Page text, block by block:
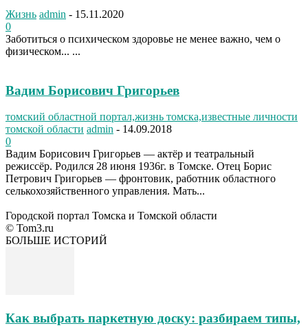
Жизнь admin - 15.11.2020
0
Заботиться о психическом здоровье не менее важно, чем о
физическом... ...
Вадим Борисович Григорьев
томский областной портал,жизнь томска,известные личности
томской области admin - 14.09.2018
0
Вадим Борисович Григорьев — актёр и театральный
режиссёр. Родился 28 июня 1936г. в Томске. Отец Борис
Петрович Григорьев — фронтовик, работник областного
селькохозяйственного управления. Мать...
Городской портал Томска и Томской области
© Tom3.ru
БОЛЬШЕ ИСТОРИЙ
Как выбрать паркетную доску: разбираем типы,